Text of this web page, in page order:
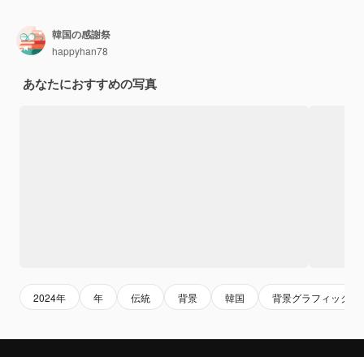
韓国の感謝祭
happyhan78
あなたにおすすめの写真
2024年 年 伝統 背景 韓国 背景グラフィック